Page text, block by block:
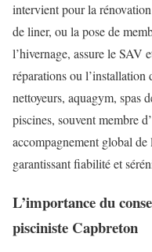
intervient pour la
de liner, ou la pose de
l’hivernage, assure le SAV
réparations ou l’installation
nettoyeurs, aquagym, spas
piscines, souvent membre
accompagnement global de
garantissant fiabilité et
L’importance du
pisciniste Capbreton